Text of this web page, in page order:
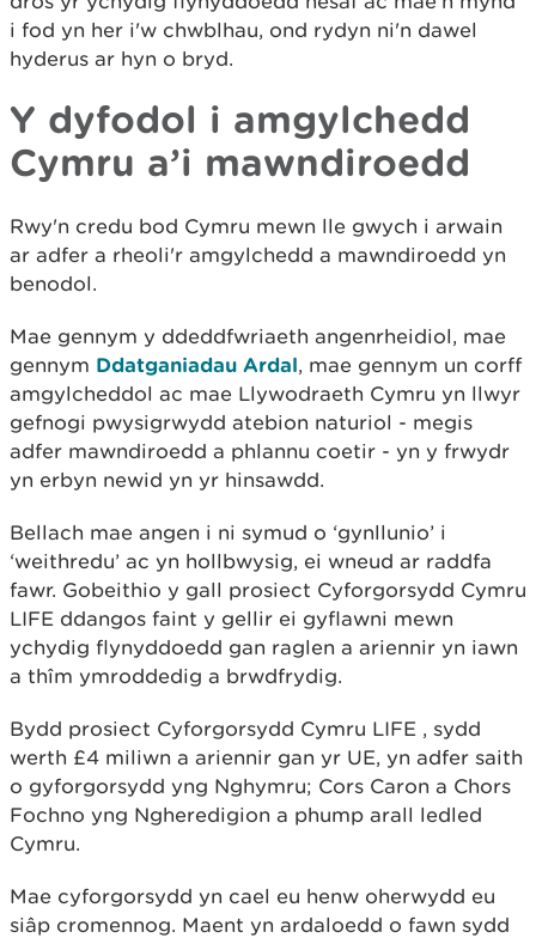
i fod yn her i'w chwblhau, ond rydyn ni'n dawel
hyderus ar hyn o bryd.
Y dyfodol i amgylchedd
Cymru a’i mawndiroedd
Rwy'n credu bod Cymru mewn lle gwych i arwain
ar adfer a rheoli'r amgylchedd a mawndiroedd yn
benodol.
Mae gennym y ddeddfwriaeth angenrheidiol, mae
gennym Ddatganiadau Ardal, mae gennym un corff
amgylcheddol ac mae Llywodraeth Cymru yn llwyr
gefnogi pwysigrwydd atebion naturiol - megis
adfer mawndiroedd a phlannu coetir - yn y frwydr
yn erbyn newid yn yr hinsawdd.
Bellach mae angen i ni symud o ‘gynllunio’ i
‘weithredu’ ac yn hollbwysig, ei wneud ar raddfa
fawr. Gobeithio y gall prosiect Cyforgorsydd Cymru
LIFE ddangos faint y gellir ei gyflawni mewn
ychydig flynyddoedd gan raglen a ariennir yn iawn
a thîm ymroddedig a brwdfrydig.
Bydd prosiect Cyforgorsydd Cymru LIFE , sydd
werth £4 miliwn a ariennir gan yr UE, yn adfer saith
o gyforgorsydd yng Nghymru; Cors Caron a Chors
Fochno yng Ngheredigion a phump arall ledled
Cymru.
Mae cyforgorsydd yn cael eu henw oherwydd eu
siâp cromennog. Maent yn ardaloedd o fawn sydd